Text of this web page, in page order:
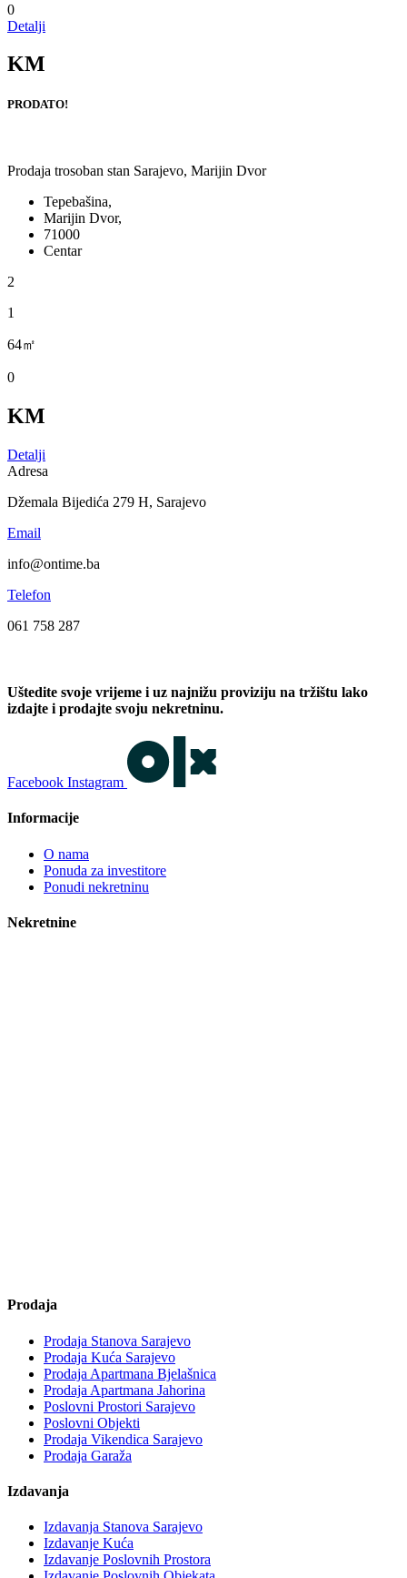
0
Detalji
KM
PRODATO!
Prodaja trosoban stan Sarajevo, Marijin Dvor
Tepebašina,
Marijin Dvor,
71000
Centar
2
1
64㎡
0
KM
Detalji
Adresa
Džemala Bijedića 279 H, Sarajevo
Email
info@ontime.ba
Telefon
061 758 287
Uštedite svoje vrijeme i uz najnižu proviziju na tržištu lako
izdajte i prodajte svoju nekretninu.
Facebook Instagram
Informacije
O nama
Ponuda za investitore
Ponudi nekretninu
Nekretnine
Prodaja
Prodaja Stanova Sarajevo
Prodaja Kuća Sarajevo
Prodaja Apartmana Bjelašnica
Prodaja Apartmana Jahorina
Poslovni Prostori Sarajevo
Poslovni Objekti
Prodaja Vikendica Sarajevo
Prodaja Garaža
Izdavanja
Izdavanja Stanova Sarajevo
Izdavanje Kuća
Izdavanje Poslovnih Prostora